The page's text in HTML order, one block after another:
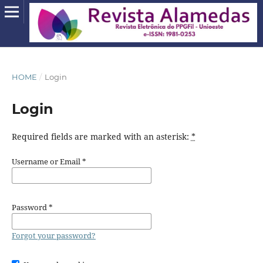
HOME / Login
Login
Required fields are marked with an asterisk: *
Username or Email*
Password*
Forgot your password?